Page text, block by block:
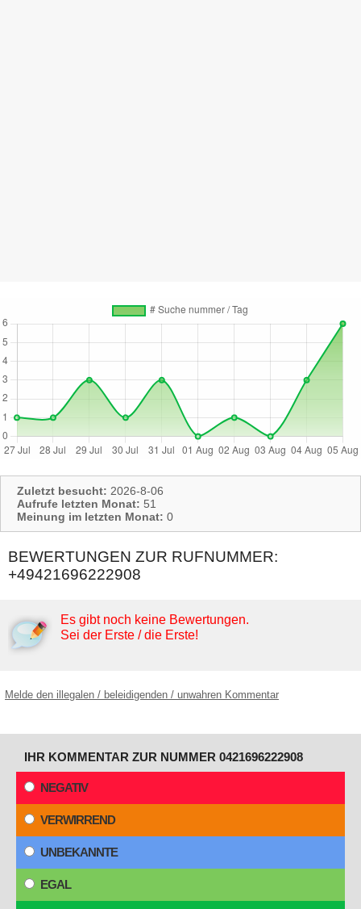
Zuletzt besucht: 2026-8-06
Aufrufe letzten Monat: 51
Meinung im letzten Monat: 0
BEWERTUNGEN ZUR RUFNUMMER:
+49421696222908
Es gibt noch keine Bewertungen.
Sei der Erste / die Erste!
Melde den illegalen / beleidigenden / unwahren Kommentar
IHR KOMMENTAR ZUR NUMMER 0421696222908
NEGATIV
VERWIRREND
UNBEKANNTE
EGAL